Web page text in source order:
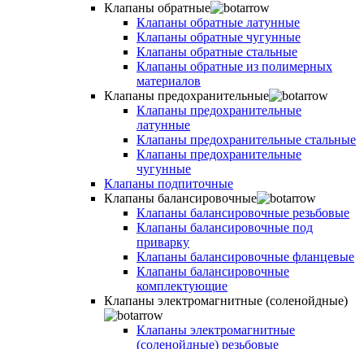
Клапаны обратные
Клапаны обратные латунные
Клапаны обратные чугунные
Клапаны обратные стальные
Клапаны обратные из полимерных
материалов
Клапаны предохранительные
Клапаны предохранительные
латунные
Клапаны предохранительные стальные
Клапаны предохранительные
чугунные
Клапаны подпиточные
Клапаны балансировочные
Клапаны балансировочные резьбовые
Клапаны балансировочные под
приварку
Клапаны балансировочные фланцевые
Клапаны балансировочные
комплектующие
Клапаны электромагнитные (соленойдные)
Клапаны электромагнитные
(соленойдные) резьбовые